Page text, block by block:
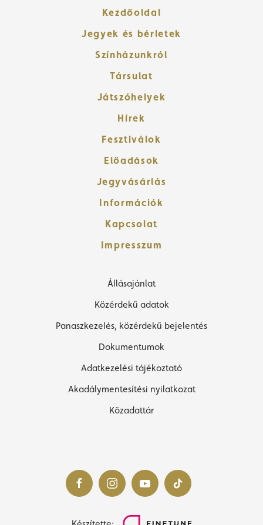
Kezdőoldal
Jegyek és bérletek
Színházunkról
Társulat
Játszóhelyek
Hírek
Fesztiválok
Előadások
Jegyvásárlás
Információk
Kapcsolat
Impresszum
Állásajánlat
Közérdekű adatok
Panaszkezelés, közérdekű bejelentés
Dokumentumok
Adatkezelési tájékoztató
Akadálymentesítési nyilatkozat
Közadattár